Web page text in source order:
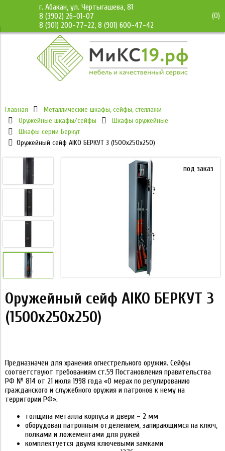
г. Абакан, ул. Чертыгашева, 81
8 (3902) 26-01-07
8 (901) 200-77-22, 8 (901) 600-47-42
(0)
Главная
Металлические шкафы, сейфы, стеллажи
Оружейные шкафы/сейфы
Шкафы оружейные
Шкафы серии Беркут
Оружейный сейф AIKO БЕРКУТ 3 (1500x250x250)
под заказ под заказ
Оружейный сейф AIKO БЕРКУТ 3
(1500x250x250)
Предназначен для хранения огнестрельного оружия. Сейфы
соответствуют требованиям ст.59 Постановления правительства
РФ № 814 от 21 июля 1998 года «О мерах по регулированию
гражданского и служебного оружия и патронов к нему на
территории РФ».
толщина металла корпуса и двери – 2 мм
оборудован патронным отделением, запирающимся на ключ,
полками и ложементами для ружей
комплектуется двумя ключевыми замками